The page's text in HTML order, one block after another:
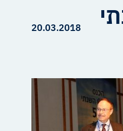
20.03.2018